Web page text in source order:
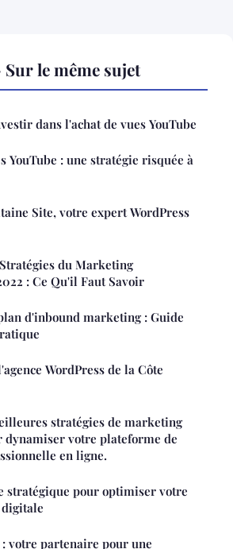
le même sujet
dans l'achat de vues YouTube
YouTube : une stratégie risquée à
Site, votre expert WordPress
du Marketing
: Ce Qu'il Faut Savoir
d'inbound marketing : Guide
WordPress de la Côte
stratégies de marketing
dynamiser votre plateforme de
en ligne.
stratégique pour optimiser votre
votre partenaire pour une